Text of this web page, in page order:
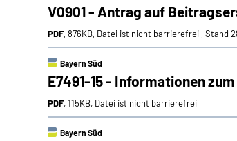
V0901 - Antrag auf
PDF, 876KB, Datei ist nicht barrierefrei , Stand
Bayern Süd
E7491-15 - Informationen
PDF, 115KB, Datei ist nicht barrierefrei
Bayern Süd